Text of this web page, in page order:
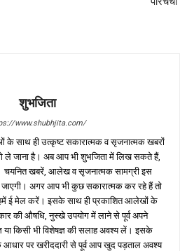
शुभजिता
www.shubhjita.com/
के साथ ही उत्कृष्ट सकारात्मक व सृजनात्मक खबरों
ले जाना है। अब आप भी शुभजिता में लिख सकते हैं,
चयनित खबरें, आलेख व सृजनात्मक सामग्री इस
जाएगी। अगर आप भी कुछ सकारात्मक कर रहे हैं तो
हमें ई मेल करें। इसके साथ ही प्रकाशित आलेखों के
की औषधि, नुस्खे उपयोग में लाने से पूर्व अपने
या किसी भी विशेषज्ञ की सलाह अवश्य लें। इसके
पर खरीददारी से पूर्व आप खुद पड़ताल अवश्य